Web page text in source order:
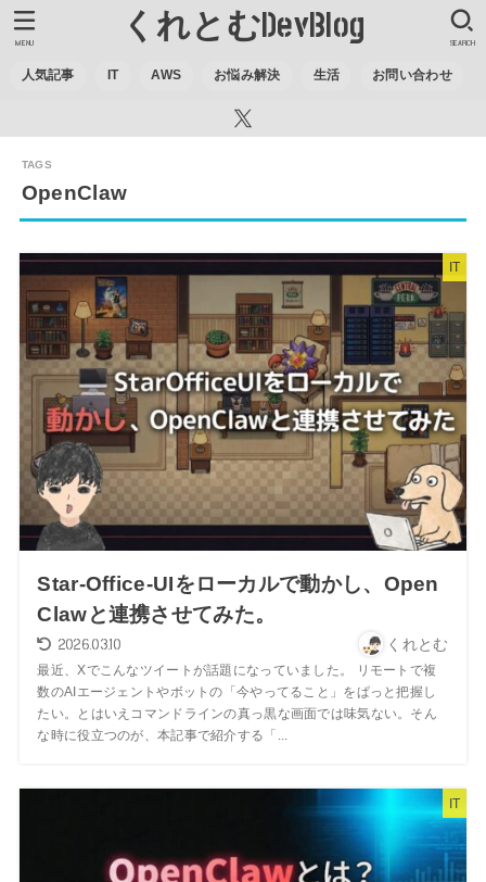
くれとむDevBlog
人気記事 IT AWS お悩み解決 生活 お問い合わせ
SEARCH
MENU
OpenClaw
IT
Star-Office-UIをローカルで動かし、Open
Clawと連携させてみた。
2026.03.10 くれとむ
最近、Xでこんなツイートが話題になっていました。 リモートで複
数のAIエージェントやボットの「今やってること」をぱっと把握し
たい。とはいえコマンドラインの真っ黒な画面では味気ない。そん
な時に役立つのが、本記事で紹介する「...
IT